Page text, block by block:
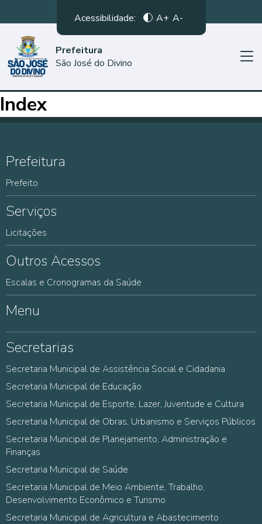
Acessibilidade: A+ A-
Prefeitura
São José do Divino
Index
Prefeitura
Prefeito
Serviços
Licitações
Outros Acessos
Escalas e Cronogramas da Saúde
Menu
Secretarias
Secretaria Municipal de Assistência Social e Cidadania
Secretaria Municipal de Educação
Secretaria Municipal de Esporte, Lazer, Juventude e Cultura
Secretaria Municipal de Obras, Urbanismo e Serviços Públicos
Secretaria Municipal de Planejamento, Administração e
Finanças
Secretaria Municipal de Saúde
Secretaria Municipal de Meio Ambiente, Trabalho,
Desenvolvimento Econômico e Turismo
Secretaria Municipal de Agricultura e Abastecimento